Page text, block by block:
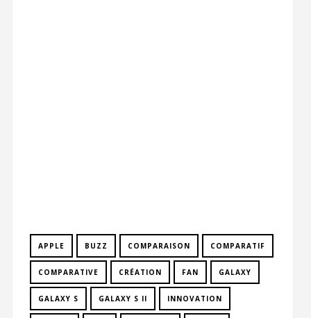
APPLE BUZZ COMPARAISON COMPARATIF
COMPARATIVE CRÉATION FAN GALAXY
GALAXY S GALAXY S II INNOVATION